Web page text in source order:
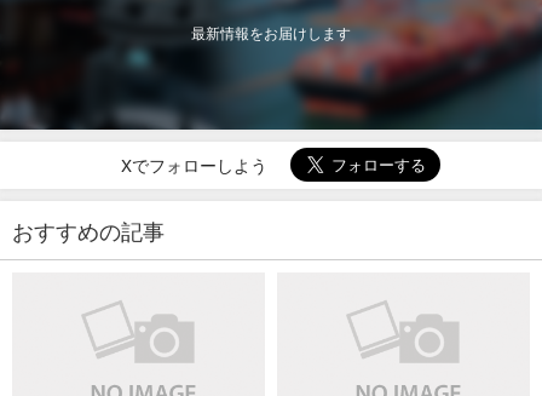
最新情報をお届けします
Xでフォローしよう
おすすめの記事